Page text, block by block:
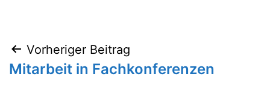
Beitragsnavigation
Vorheriger Beitrag
Mitarbeit in Fachkonferenzen